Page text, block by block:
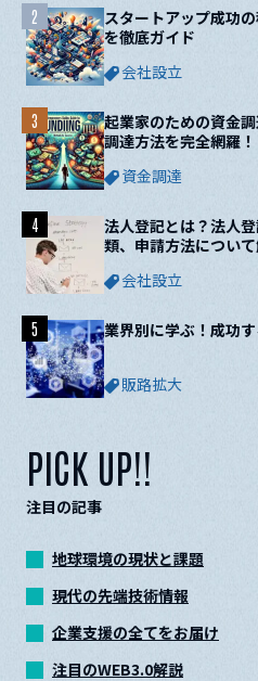
スタートアップ成功
を徹底ガイド
会社設立
2
起業家のための資金
調達方法を完全網羅！
資金調達
3
法人登記とは？法人
類、申請方法につい
会社設立
4
業界別に学ぶ！成功
販路拡大
5
PICK UP!!
注目の記事
地球環境の現状と課題
現代の先端技術情報
企業支援の全てをお届け
注目のWEB3.0解説